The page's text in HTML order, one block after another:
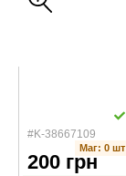
#K-38667109
Маг: 0 шт
200 грн